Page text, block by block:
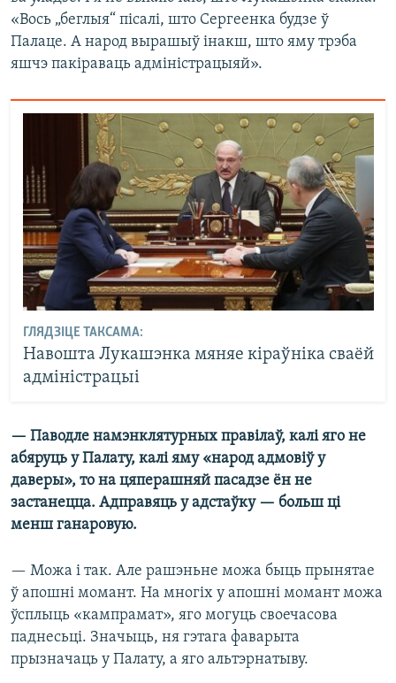
«Вось „беглыя“ пісалі, што Сергеенка будзе ў
Палаце. А народ вырашыў інакш, што яму трэба
яшчэ пакіраваць адміністрацыяй».
ГЛЯДЗІЦЕ ТАКСАМА:
Навошта Лукашэнка мяняе кіраўніка сваёй
адміністрацыі
— Паводле намэнклятурных правілаў, калі яго не
абяруць у Палату, калі яму «народ адмовіў у
даверы», то на цяперашняй пасадзе ён не
застанецца. Адправяць у адстаўку — больш ці
менш ганаровую.
— Можа і так. Але рашэньне можа быць прынятае
ў апошні момант. На многіх у апошні момант можа
ўсплыць «кампрамат», яго могуць своечасова
паднесьці. Значыць, ня гэтага фаварыта
прызначаць у Палату, а яго альтэрнатыву.